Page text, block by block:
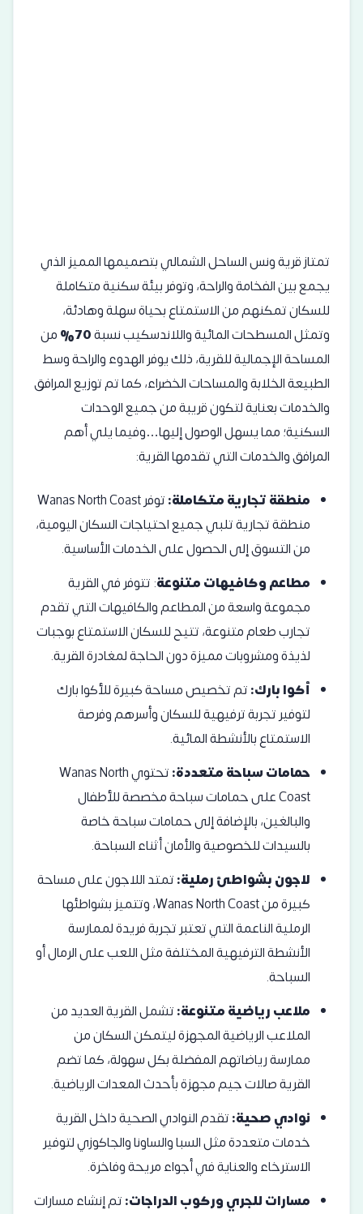
تمتاز قرية ونس الساحل الشمالي بتصميمها المميز الذي
يجمع بين الفخامة والراحة، وتوفر بيئة سكنية متكاملة
للسكان تمكنهم من الاستمتاع بحياة سهلة وهادئة،
وتمثل المسطحات المائية واللاندسكيب نسبة70%
من
المساحة الإجمالية للقرية، ذلك يوفر الهدوء والراحة وسط
الطبيعة الخلابة والمساحات الخضراء، كما تم توزيع المرافق
والخدمات بعناية لتكون قريبة من جميع الوحدات
السكنية؛ مما يسهل الوصول إليها…وفيما يلي أهم
المرافق والخدمات التي تقدمها القرية:
منطقة تجارية متكاملة:
توفر Wanas North Coast
منطقة تجارية تلبي جميع احتياجات السكان اليومية،
من التسوق إلى الحصول على الخدمات الأساسية.
مطاعم وكافيهات متنوعة: تتوفر في القرية
مجموعة واسعة من المطاعم والكافيهات التي تقدم
تجارب طعام متنوعة، تتيح للسكان الاستمتاع بوجبات
لذيذة ومشروبات مميزة دون الحاجة لمغادرة القرية.
أكوا بارك:تم تخصيص مساحة كبيرة للأكوا بارك
لتوفير تجربة ترفيهية للسكان وأسرهم وفرصة
الاستمتاع بالأنشطة المائية.
حمامات سباحة متعددة:
تحتوي Wanas North
Coast على حمامات سباحة مخصصة للأطفال
والبالغين، بالإضافة إلى حمامات سباحة خاصة
بالسيدات للخصوصية والأمان أثناء السباحة.
لاجون بشواطئ رملية:تمتد اللاجون على مساحة
كبيرة من Wanas North Coast، وتتميز بشواطئها
الرملية الناعمة التي تعتبر تجربة فريدة لممارسة
الأنشطة الترفيهية المختلفة مثل اللعب على الرمال أو
السباحة.
ملاعب رياضية متنوعة:تشمل القرية العديد من
الملاعب الرياضية المجهزة ليتمكن السكان من
ممارسة رياضاتهم المفضلة بكل سهولة، كما تضم
القرية صالات جيم مجهزة بأحدث المعدات الرياضية.
نوادي صحية:تقدم النوادي الصحية داخل القرية
خدمات متعددة مثل السبا والساونا والجاكوزي لتوفير
الاسترخاء والعناية في أجواء مريحة وفاخرة.
مسارات للجري وركوب الدراجات:تم إنشاء مسارات